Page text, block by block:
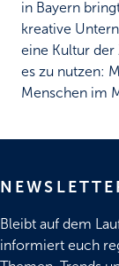
in Bayern
kreative
eine Kultur
es zu nutzen:
Menschen im
Bleibt auf dem
informiert euch